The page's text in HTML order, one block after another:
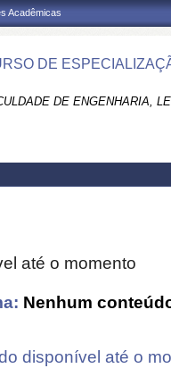
Acadêmicas
DE
DE ENGENHARIA,
até o momento
Nenhum
disponível até o